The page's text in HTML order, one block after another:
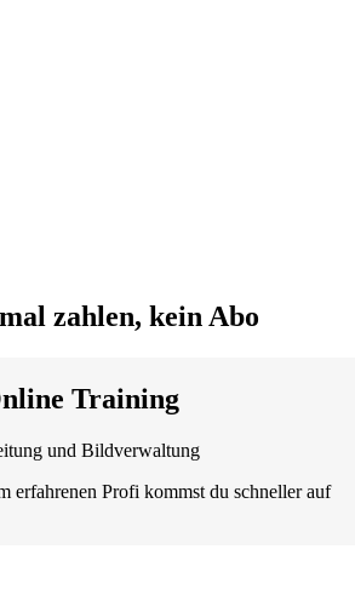
zahlen, kein Abo
Training
und Bildverwaltung
erfahrenen Profi kommst du schneller auf